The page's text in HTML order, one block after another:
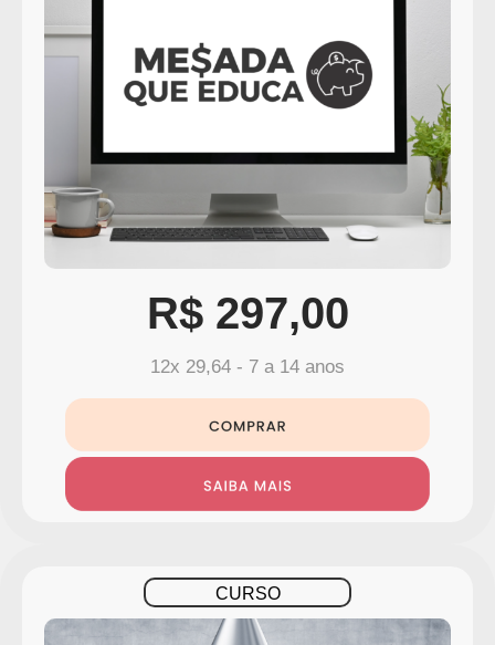
R$ 297,00
12x 29,64 - 7 a 14 anos
CURSO